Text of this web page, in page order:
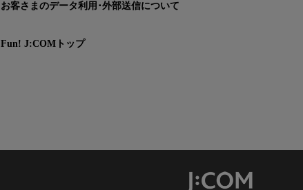
お客さまのデータ利用･外部送信について
Fun! J:COMトップ